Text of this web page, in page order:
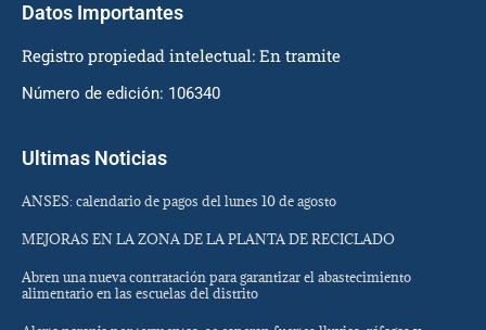
Datos Importantes
Registro propiedad intelectual: En tramite
Número de edición: 106340
Ultimas Noticias
ANSES: calendario de pagos del lunes 10 de agosto
MEJORAS EN LA ZONA DE LA PLANTA DE RECICLADO
Abren una nueva contratación para garantizar el abastecimiento
alimentario en las escuelas del distrito